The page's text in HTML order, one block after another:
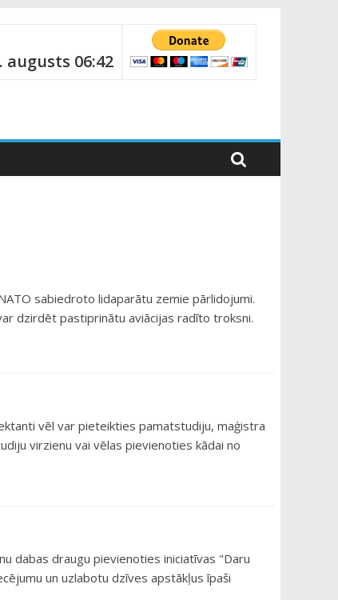
augusts 06:42
sabiedroto lidaparātu zemie pārlidojumi.
dzirdēt pastiprinātu aviācijas radīto troksni.
vēl var pieteikties pamatstudiju, maģistra
virzienu vai vēlas pievienoties kādai no
dabas draugu pievienoties iniciatīvas "Daru
un uzlabotu dzīves apstākļus īpaši